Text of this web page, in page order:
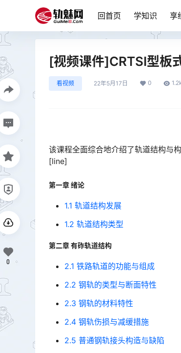
回首页 学知识 享
[视频课件]CRTSⅠ型板
看视频 22年5月17日 0
该课程全面综合地介绍了轨道结构与
[line]
第一章 绪论
1.1 轨道结构发展
1.2 轨道结构类型
第二章 有砟轨道结构
2.1 铁路轨道的功能与组成
2.2 钢轨的类型与断面特性
2.3 钢轨的材料特性
2.4 钢轨伤损与减缓措施
2.5 普通钢轨接头构造与缺陷
0